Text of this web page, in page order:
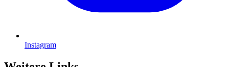
Instagram